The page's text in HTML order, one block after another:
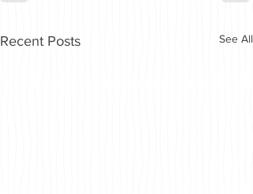
Recent Posts See All